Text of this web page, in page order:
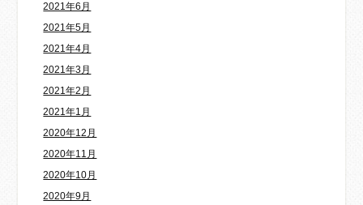
2021年6月
2021年5月
2021年4月
2021年3月
2021年2月
2021年1月
2020年12月
2020年11月
2020年10月
2020年9月